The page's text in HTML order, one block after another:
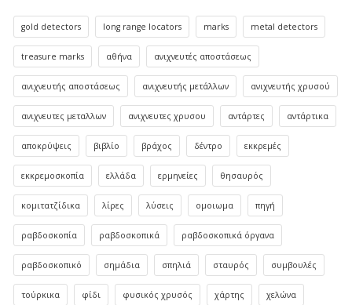
gold detectors long range locators marks metal detectors
treasure marks αθήνα ανιχνευτές αποστάσεως
ανιχνευτής αποστάσεως ανιχνευτής μετάλλων ανιχνευτής χρυσού
ανιχνευτες μεταλλων ανιχνευτες χρυσου αντάρτες αντάρτικα
αποκρύψεις βιβλίο βράχος δέντρο εκκρεμές
εκκρεμοσκοπία ελλάδα ερμηνείες θησαυρός
κομιτατζίδικα λίρες λύσεις ομοιωμα πηγή
ραβδοσκοπία ραβδοσκοπικά ραβδοσκοπικά όργανα
ραβδοσκοπικό σημάδια σπηλιά σταυρός συμβουλές
τούρκικα φίδι φυσικός χρυσός χάρτης χελώνα